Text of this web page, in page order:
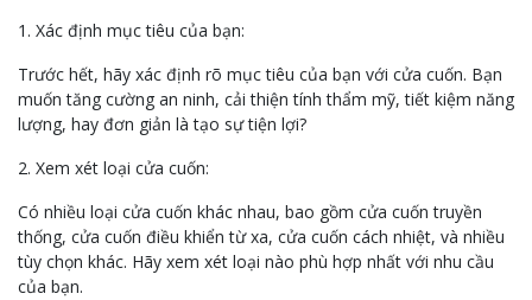
1. Xác định mục tiêu của bạn:
Trước hết, hãy xác định rõ mục tiêu của bạn với cửa cuốn. Bạn
muốn tăng cường an ninh, cải thiện tính thẩm mỹ, tiết kiệm năng
lượng, hay đơn giản là tạo sự tiện lợi?
2. Xem xét loại cửa cuốn:
Có nhiều loại cửa cuốn khác nhau, bao gồm cửa cuốn truyền
thống, cửa cuốn điều khiển từ xa, cửa cuốn cách nhiệt, và nhiều
tùy chọn khác. Hãy xem xét loại nào phù hợp nhất với nhu cầu
của bạn.